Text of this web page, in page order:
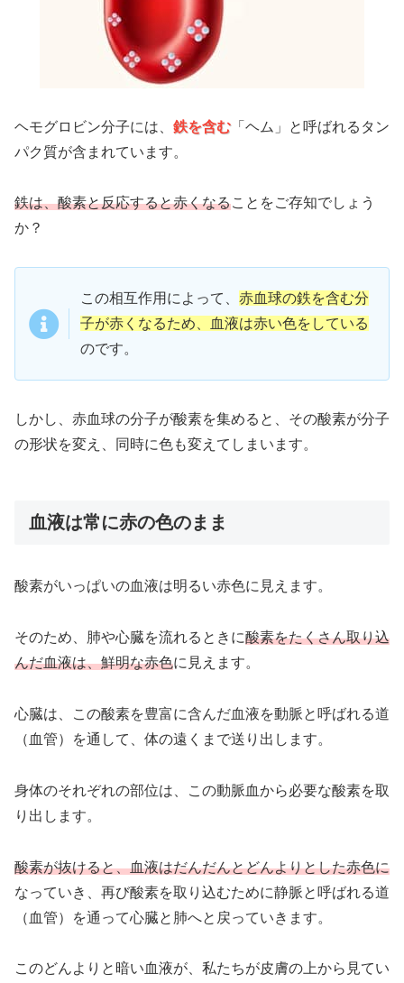
ヘモグロビン分子には、 鉄を含む「ヘム」と呼ばれるタン
パク質が含まれています。
鉄は、酸素と反応すると赤くなることをご存知でしょう
か？
この相互作用によって、 赤血球の鉄を含む分
子が赤くなるため、血液は赤い色をしている
のです。
しかし、赤血球の分子が酸素を集めると、その酸素が分子
の形状を変え、同時に色も変えてしまいます。
血液は常に赤の色のまま
酸素がいっぱいの血液は明るい赤色に見えます。
そのため、肺や心臓を流れるときに酸素をたくさん取り込
んだ血液は、鮮明な赤色に見えます。
心臓は、この酸素を豊富に含んだ血液を動脈と呼ばれる道
（血管）を通して、体の遠くまで送り出します。
身体のそれぞれの部位は、この動脈血から必要な酸素を取
り出します。
酸素が抜けると、血液はだんだんとどんよりとした赤色に
なっていき、再び酸素を取り込むために静脈と呼ばれる道
（血管）を通って心臓と肺へと戻っていきます。
このどんよりと暗い血液が、私たちが皮膚の上から見てい